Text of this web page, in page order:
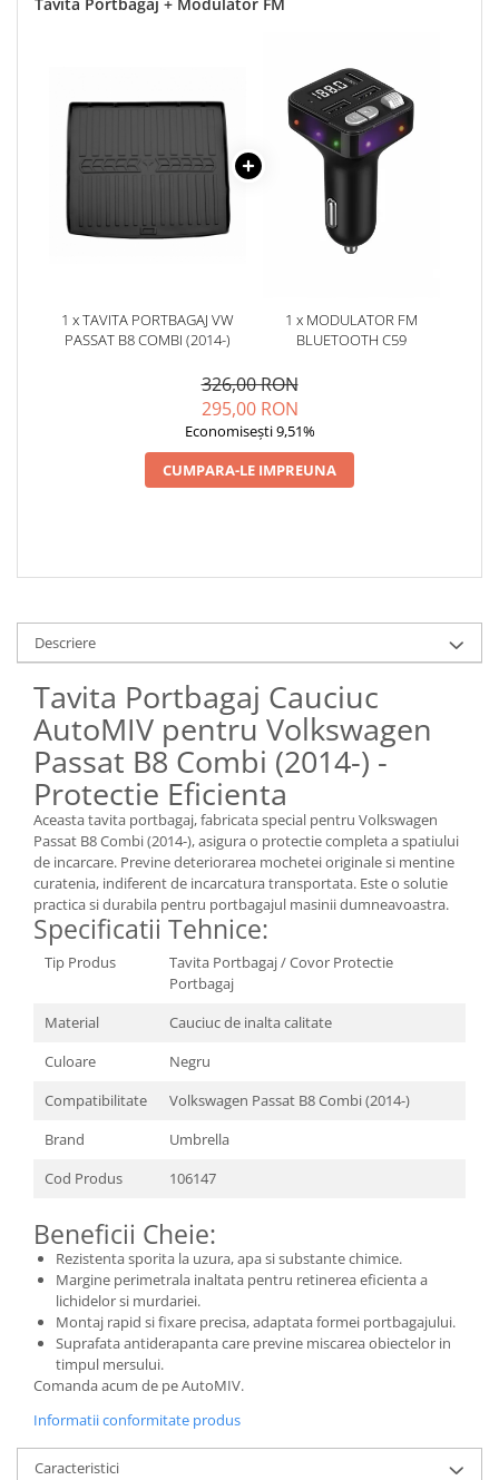
1 x TAVITA PORTBAGAJ VW
PASSAT B8 COMBI (2014-)
1 x MODULATOR FM
BLUETOOTH C59
326,00 RON
295,00 RON
Economisești 9,51%
CUMPARA-LE IMPREUNA
Descriere
Tavita Portbagaj Cauciuc
AutoMIV pentru Volkswagen
Passat B8 Combi (2014-) -
Protectie Eficienta
Aceasta tavita portbagaj, fabricata special pentru Volkswagen
Passat B8 Combi (2014-), asigura o protectie completa a spatiului
de incarcare. Previne deteriorarea mochetei originale si mentine
curatenia, indiferent de incarcatura transportata. Este o solutie
practica si durabila pentru portbagajul masinii dumneavoastra.
Specificatii Tehnice:
Tip Produs
Tavita Portbagaj / Covor Protectie
Portbagaj
Material
Cauciuc de inalta calitate
Culoare
Negru
Compatibilitate
Volkswagen Passat B8 Combi (2014-)
Brand
Umbrella
Cod Produs
106147
Beneficii Cheie:
Rezistenta sporita la uzura, apa si substante chimice.
Margine perimetrala inaltata pentru retinerea eficienta a
lichidelor si murdariei.
Montaj rapid si fixare precisa, adaptata formei portbagajului.
Suprafata antiderapanta care previne miscarea obiectelor in
timpul mersului.
Comanda acum de pe AutoMIV.
Informatii conformitate produs
Caracteristici